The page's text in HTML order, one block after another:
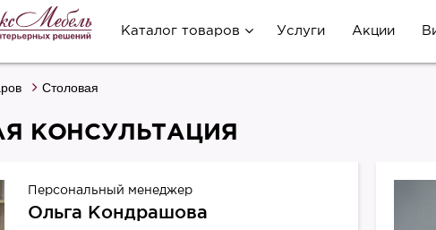
Каталог товаров Услуги Акции
Столовая
КОНСУЛЬТАЦИЯ
Персональный менеджер
Ольга Кондрашова